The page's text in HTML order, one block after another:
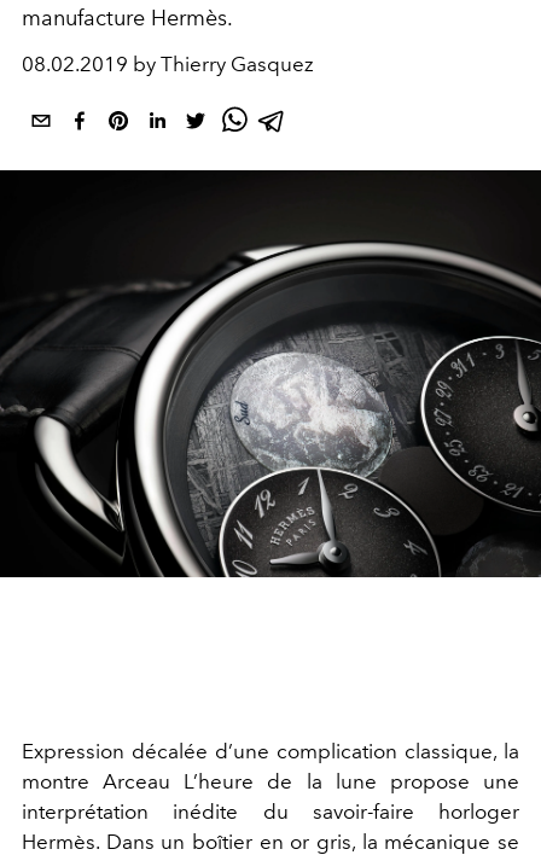
manufacture Hermès.
08.02.2019 by Thierry Gasquez
Expression décalée d’une complication classique, la
montre Arceau L’heure de la lune propose une
interprétation inédite du savoir-faire horloger
Hermès. Dans un boîtier en or gris, la mécanique se